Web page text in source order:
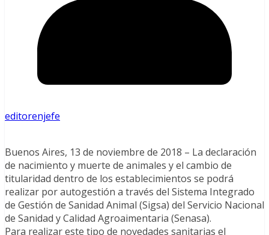
editorenjefe
Buenos Aires, 13 de noviembre de 2018 – La declaración
de nacimiento y muerte de animales y el cambio de
titularidad dentro de los establecimientos se podrá
realizar por autogestión a través del Sistema Integrado
de Gestión de Sanidad Animal (Sigsa) del Servicio Nacional
de Sanidad y Calidad Agroaimentaria (Senasa).
Para realizar este tipo de novedades sanitarias el